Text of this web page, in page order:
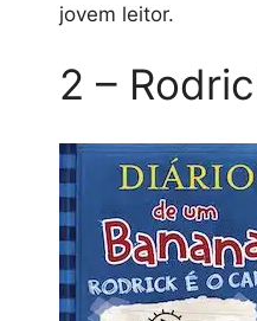
jovem leitor.
2 –